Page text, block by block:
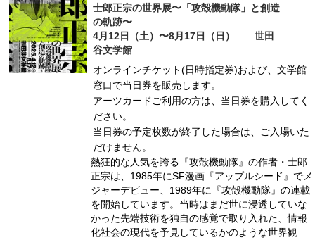
士郎正宗の世界展〜「攻殻機動隊」と創造
の軌跡〜
4月12日（土）〜8月17日（日） 世田
谷文学館
オンラインチケット(日時指定券)および、文学館
窓口で当日券を販売します。
アーツカードご利用の方は、当日券を購入してく
ださい。
当日券の予定枚数が終了した場合は、ご入場いた
だけません。
熱狂的な人気を誇る『攻殻機動隊』の作者・士郎
正宗は、1985年にSF漫画『アップルシード』でメ
ジャーデビュー、1989年に『攻殻機動隊』の連載
を開始しています。当時はまだ世に浸透していな
かった先端技術を独自の感覚で取り入れた、情報
化社会の現代を予見しているかのような世界観